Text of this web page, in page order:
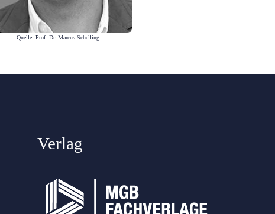
Quelle: Prof. Dr. Marcus Schelling
Verlag